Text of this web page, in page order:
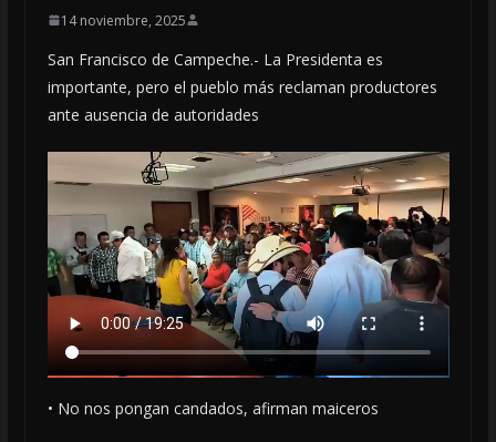
14 noviembre, 2025
San Francisco de Campeche.- La Presidenta es
importante, pero el pueblo más reclaman productores
ante ausencia de autoridades
• No nos pongan candados, afirman maiceros